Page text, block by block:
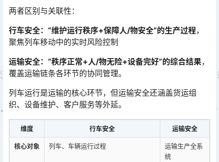
两者区别与关联性：
行车安全：“维护运行秩序+保障人/物安全”的生产过程，
聚焦列车移动中的实时风险控制
运输安全：“秩序正常+人/物无险+设备完好”的综合结果，
覆盖运输链条各环节的协同管理。
列车运行是运输的核心环节，但运输安全还涵盖货运组
织、设备维护、客户服务等外延。
维度 行车安全 运输安全
核心对象 列车、车辆运行过程
运输生产全系
统